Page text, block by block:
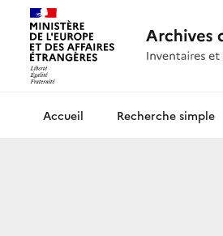
Archives diplomatiquesRecherche simple